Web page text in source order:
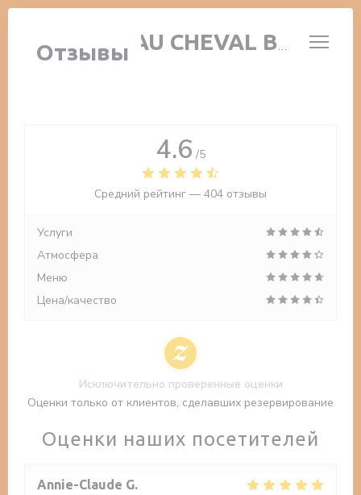
Панель управления cookies
AUBERGE AU CHEVAL BLANC
Отзывы
Оценки наших посетителей
Annie-Claude G
4.6 /5
Средний рейтинг — 404 отзывы
Услуги
Атмосфера
Меню
Цена/качество
Исключительно проверенные оценки
Оценки только от клиентов, сделавших резервирование